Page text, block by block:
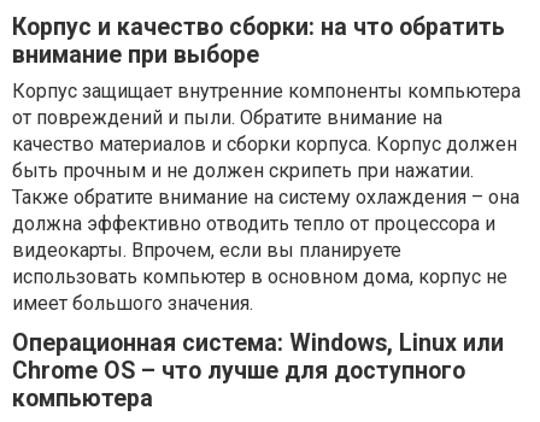
Корпус и качество сборки: на что обратить
внимание при выборе
Корпус защищает внутренние компоненты компьютера
от повреждений и пыли. Обратите внимание на
качество материалов и сборки корпуса. Корпус должен
быть прочным и не должен скрипеть при нажатии.
Также обратите внимание на систему охлаждения – она
должна эффективно отводить тепло от процессора и
видеокарты. Впрочем, если вы планируете
использовать компьютер в основном дома, корпус не
имеет большого значения.
Операционная система: Windows, Linux или
Chrome OS – что лучше для доступного
компьютера